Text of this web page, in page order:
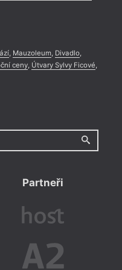
, Mauzoleum, Divadlo,
ceny, Útvary Sylvy Ficové,
Partneři